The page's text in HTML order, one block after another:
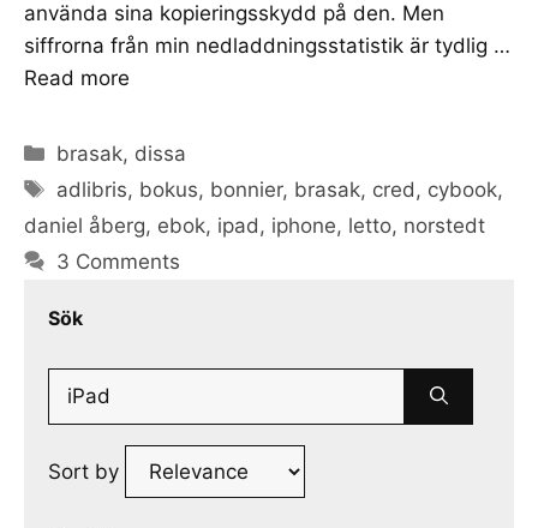
använda sina kopieringsskydd på den. Men
siffrorna från min nedladdningsstatistik är tydlig …
Read more
Categories
brasak, dissa
Tags
adlibris, bokus, bonnier, brasak, cred, cybook,
daniel åberg, ebok, ipad, iphone, letto, norstedt
3 Comments
Sök
Search
Sort by